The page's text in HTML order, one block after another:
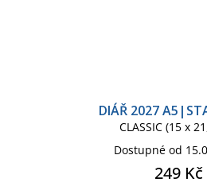
DIÁŘ 2027
CLASSIC (15 x
Dostupné od
249 Kč